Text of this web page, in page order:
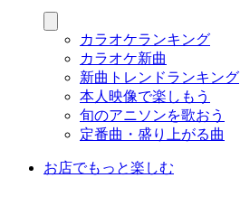
カラオケランキング
カラオケ新曲
新曲トレンドランキング
本人映像で楽しもう
旬のアニソンを歌おう
定番曲・盛り上がる曲
お店でもっと楽しむ